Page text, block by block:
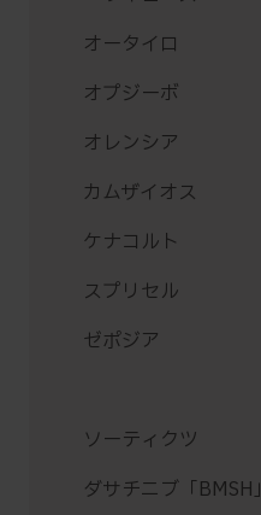
オータイロ
オプジーボ
オレンシア
カムザイオス
ケナコルト
スプリセル
ゼポジア
ソーティクツ
ダサチニブ「BMSH」